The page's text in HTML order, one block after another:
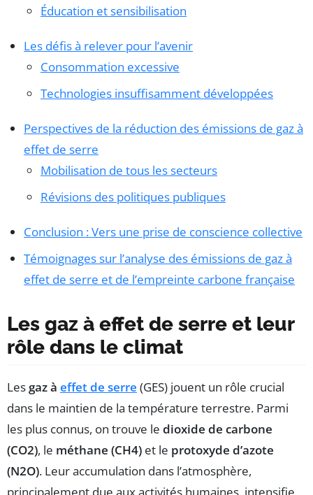
Éducation et sensibilisation
Les défis à relever pour l’avenir
Consommation excessive
Technologies insuffisamment développées
Perspectives de la réduction des émissions de gaz à
effet de serre
Mobilisation de tous les secteurs
Révisions des politiques publiques
Conclusion : Vers une prise de conscience collective
Témoignages sur l’analyse des émissions de gaz à
effet de serre et de l’empreinte carbone française
Les gaz à effet de serre et leur
rôle dans le climat
Les gaz à effet de serre (GES) jouent un rôle crucial
dans le maintien de la température terrestre. Parmi
les plus connus, on trouve le dioxide de carbone
(CO2), le méthane (CH4) et le protoxyde d’azote
(N2O). Leur accumulation dans l’atmosphère,